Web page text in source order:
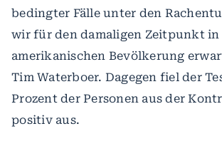
bedingter Fälle unter den
wir für den damaligen Zeitpunkt in
amerikanischen Bevölkerung
Tim Waterboer. Dagegen fiel der
Prozent der Personen aus der
positiv aus.